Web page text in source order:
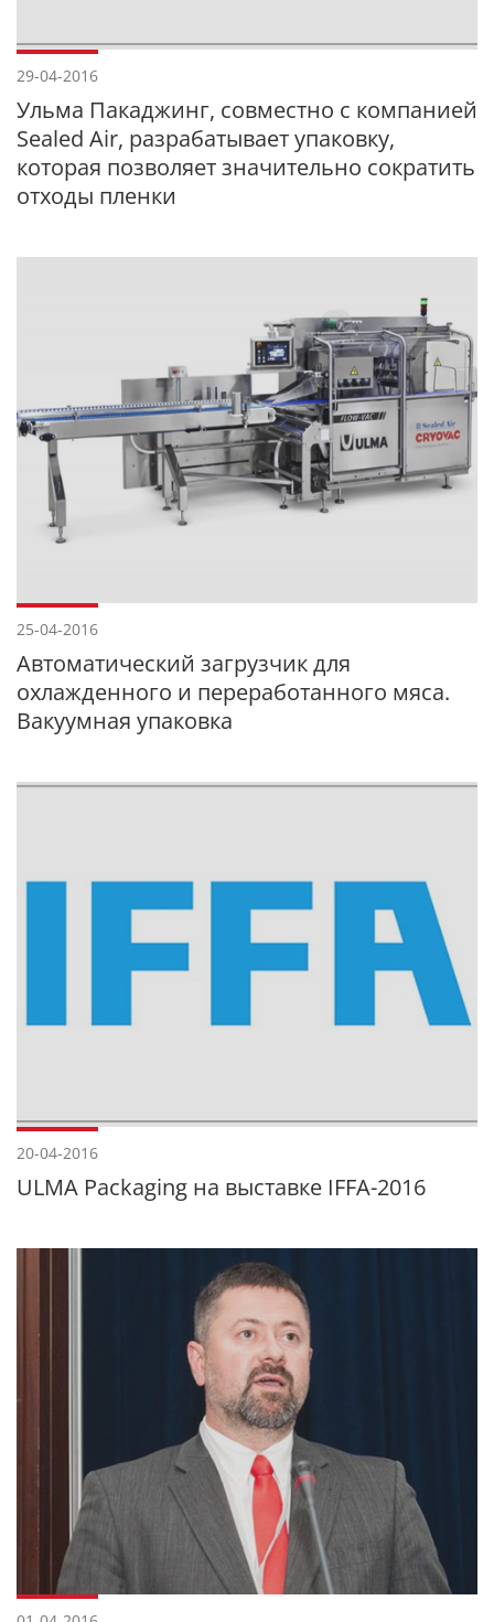
29-04-2016
Ульма Пакаджинг, совместно с компанией
Sealed Air, разрабатывает упаковку,
которая позволяет значительно сократить
отходы пленки
25-04-2016
Автоматический загрузчик для
охлажденного и переработанного мяса.
Вакуумная упаковка
20-04-2016
ULMA Packaging на выставке IFFA-2016